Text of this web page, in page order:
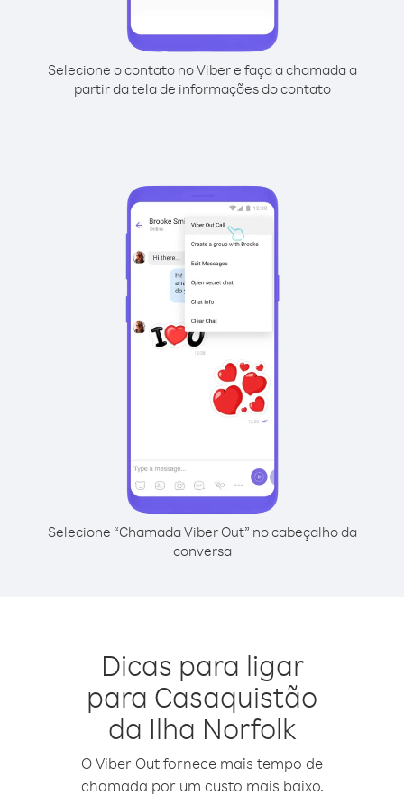
Selecione o contato no Viber e faça a chamada a
partir da tela de informações do contato
Selecione “Chamada Viber Out” no cabeçalho da
conversa
Dicas para ligar
para Casaquistão
da Ilha Norfolk
O Viber Out fornece mais tempo de
chamada por um custo mais baixo.